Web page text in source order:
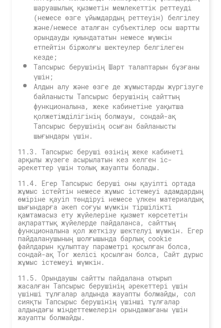
шаруашылық қызметін мемлекеттік реттеуді
(немесе өзге ұйымдардың реттеуін) белгілеу
және/немесе аталған субъектілер осы шартты
орындауды қиындататын немесе мүмкін
етпейтін біржолғы шектеулер белгілеген
кезде;
Тапсырыс берушінің Шарт талаптарын бұзғаны
үшін;
Алдын алу және өзге де жұмыстарды жүргізуге
байланысты Тапсырыс берушінің сайттың
функционалына, жеке кабинетіне уақытша
қолжетімділігінің болмауы, сондай-ақ
Тапсырыс берушінің осыған байланысты
шығындары үшін.
11.3. Тапсырыс беруші өзінің жеке кабинеті
арқылы жүзеге асырылатын кез келген іс-
әрекеттер үшін толық жауапты болады.
11.4. Егер Тапсырыс беруші оны қауіпті ортада
жұмыс істейтін немесе жұмыс істемеуі адамдардың
өміріне қауіп төндіруі немесе үлкен материалдық
шығындарға әкеп соғуы мүмкін тіршілікті
қамтамасыз ету жүйелеріне қызмет көрсететін
ақпараттық жүйелерде пайдаланса, сайттың
функционалына қол жеткізу шектелуі мүмкін. Егер
пайдаланушының шолғышында барлық cookie
файлдарын құлыптау параметрі қосылған болса,
сондай-ақ Tor желісі қосылған болса, Сайт дұрыс
жұмыс істемеуі мүмкін.
11.5. Орындаушы сайтты пайдалана отырып
жасалған Тапсырыс берушінің әрекеттері үшін
үшінші тұлғалар алдында жауапты болмайды, сол
сияқты Тапсырыс берушінің үшінші тұлғалар
алдындағы міндеттемелерін орындамағаны үшін
жауапты болмайды.